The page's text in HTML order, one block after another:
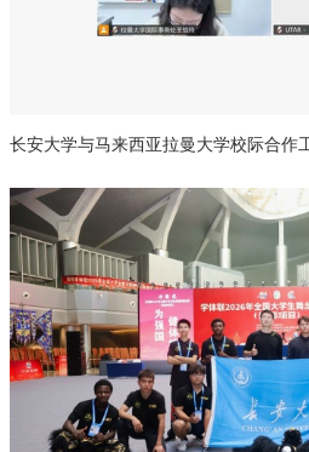
长安大学与马来西亚拉曼大学校际合作